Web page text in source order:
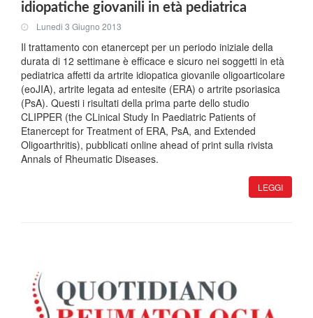
idiopatiche giovanili in età pediatrica
Lunedi 3 Giugno 2013
Il trattamento con etanercept per un periodo iniziale della
durata di 12 settimane è efficace e sicuro nei soggetti in età
pediatrica affetti da artrite idiopatica giovanile oligoarticolare
(eoJIA), artrite legata ad entesite (ERA) o artrite psoriasica
(PsA). Questi i risultati della prima parte dello studio
CLIPPER (the CLinical Study In Paediatric Patients of
Etanercept for Treatment of ERA, PsA, and Extended
Oligoarthritis), pubblicati online ahead of print sulla rivista
Annals of Rheumatic Diseases.
LEGGI